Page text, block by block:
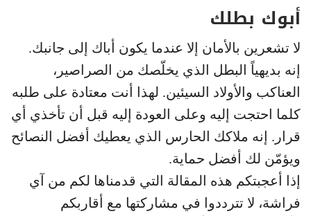
أبوك بطلك
لا تشعرين بالأمان إلا عندما يكون أباك إلى جانبك.
إنه بديهياً البطل الذي يخلّصك من الصراصير،
العناكب والأولاد السيئين. لهذا أنت معتادة على طلبه
كلما احتجت إليه وعلى العودة إليه قبل أن تأخذي أي
قرار. إنه ملاكك الحارس الذي يعطيك أفضل النصائح
ويؤمّن لك أفضل حماية.
إذا أعجبتكم هذه المقالة التي قدمناها لكم من آي
فراشة، لا تترددوا في مشاركتها مع أقاربكم